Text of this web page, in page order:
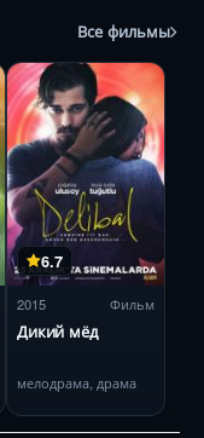
Все фильмы
6.7
2015 Фильм
Дикий мёд
мелодрама, драма